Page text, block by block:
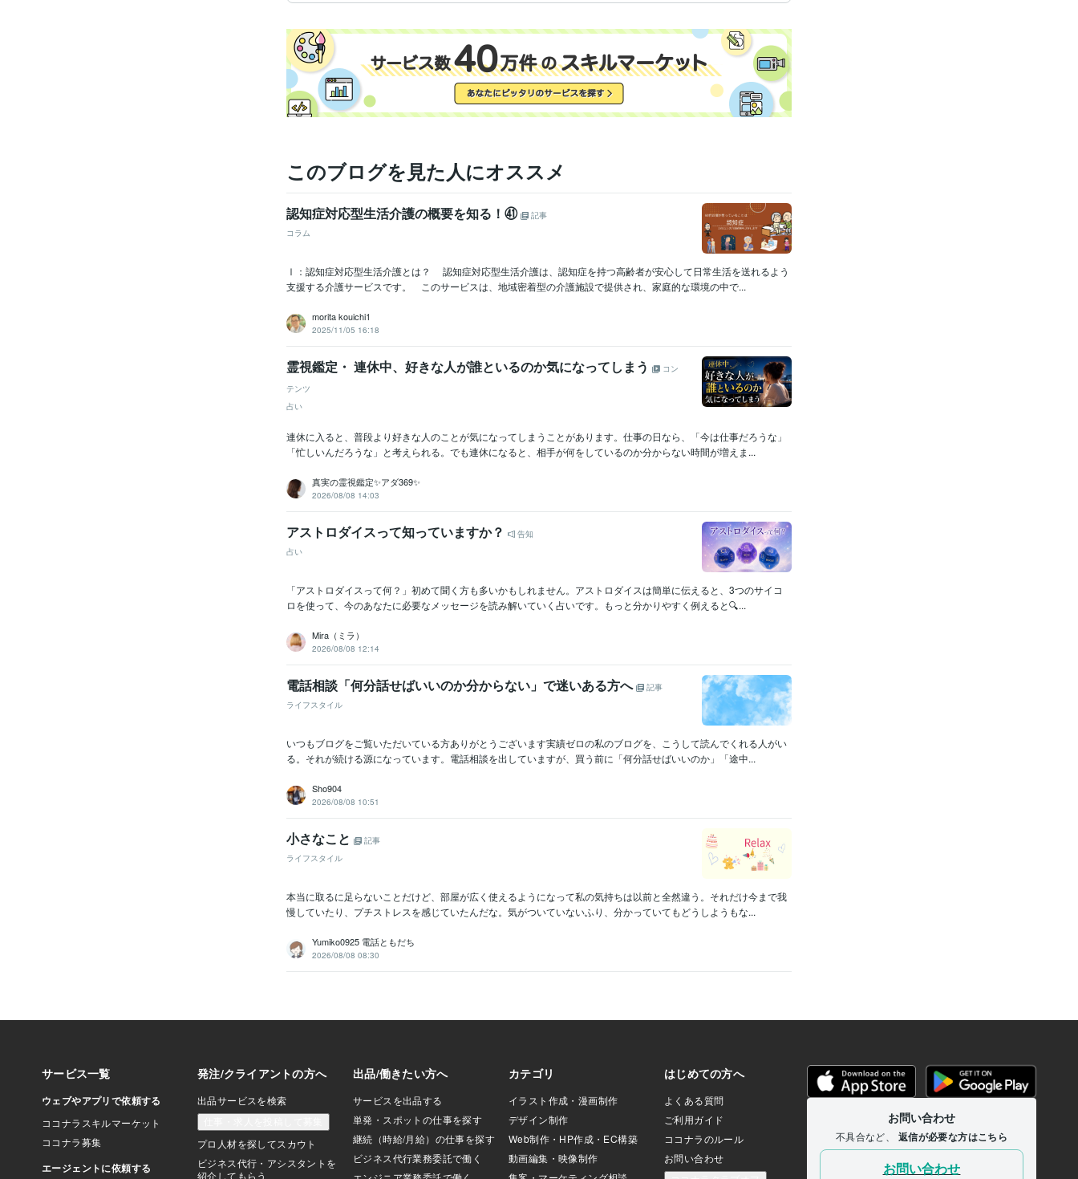
ビジネス代行・事務代行 起業創業コンサルタント 起業創業コンサル　介護保険
このブログを見た人にオススメ
認知症対応型生活介護の概要を知る！㊶
記事
コラム
Ⅰ：認知症対応型生活介護とは？ 認知症対応型生活介護は、認知症を持つ高齢者が安心して日常生活を送れるよう
支援する介護サービスです。 このサービスは、地域密着型の介護施設で提供され、家庭的な環境の中で...
morita kouichi1
2025/11/05 16:18
霊視鑑定・ 連休中、好きな人が誰といるのか気になってしまう
コン
テンツ
占い
連休に入ると、普段より好きな人のことが気になってしまうことがあります。仕事の日なら、「今は仕事だろうな」
「忙しいんだろうな」と考えられる。でも連休になると、相手が何をしているのか分からない時間が増えま...
真実の霊視鑑定✨アダ369✨
2026/08/08 14:03
アストロダイスって知っていますか？
告知
占い
「アストロダイスって何？」初めて聞く方も多いかもしれません。アストロダイスは簡単に伝えると、3つのサイコ
ロを使って、今のあなたに必要なメッセージを読み解いていく占いです。もっと分かりやすく例えると🔍...
Mira（ミラ）
2026/08/08 12:14
電話相談「何分話せばいいのか分からない」で迷いある方へ
記事
ライフスタイル
いつもブログをご覧いただいている方ありがとうございます実績ゼロの私のブログを、こうして読んでくれる人がい
る。それが続ける源になっています。電話相談を出していますが、買う前に「何分話せばいいのか」「途中...
Sho904
2026/08/08 10:51
小さなこと
記事
ライフスタイル
本当に取るに足らないことだけど、部屋が広く使えるようになって私の気持ちは以前と全然違う。それだけ今まで我
慢していたり、プチストレスを感じていたんだな。気がついていないふり、分かっていてもどうしようもな...
Yumiko0925 電話ともだち
2026/08/08 08:30